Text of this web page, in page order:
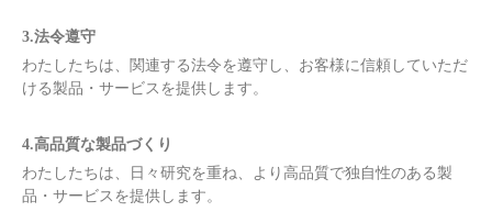
3.法令遵守
わたしたちは、関連する法令を遵守し、お客様に信頼していただ
ける製品・サービスを提供します。
4.高品質な製品づくり
わたしたちは、日々研究を重ね、より高品質で独自性のある製
品・サービスを提供します。